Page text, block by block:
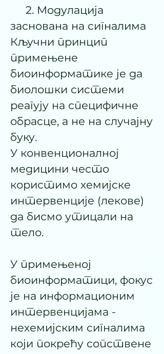
2. Модулација
заснована на сигналима
Кључни принцип
примењене
биоинформатике је да
биолошки системи
реагују на специфичне
обрасце, а не на случајну
буку.
У конвенционалној
медицини често
користимо хемијске
интервенције (лекове)
да бисмо утицали на
тело.
У примењеној
биоинформатици, фокус
је на информационим
интервенцијама -
нехемијским сигналима
који покрећу сопствене